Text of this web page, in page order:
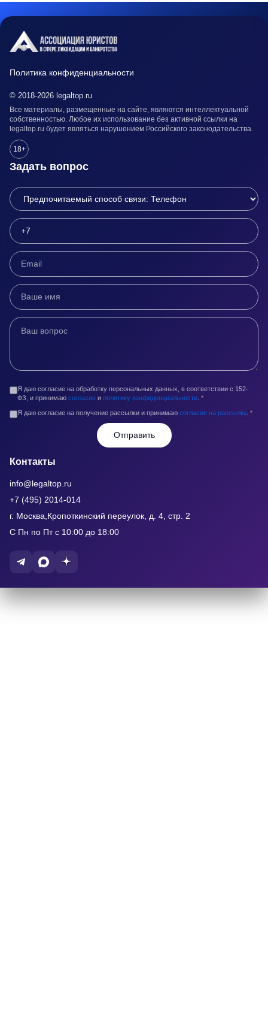
Политика конфиденциальности
© 2018-2026 legaltop.ru
Все материалы, размещенные на сайте, являются интеллектуальной
собственностью. Любое их использование без активной ссылки на
legaltop.ru будет являться нарушением Российского законодательства.
18+
Задать вопрос
Я даю согласие на обработку персональных данных, в соответствии с 152-
ФЗ, и принимаю согласие и политику конфиденциальности *
Я даю согласие на получение рассылки и принимаю согласие на рассылку. *
Отправить
Контакты
info@legaltop.ru
+7 (495) 2014-014
г. Москва,Кропоткинский переулок, д. 4, стр. 2
С Пн по Пт с 10:00 до 18:00